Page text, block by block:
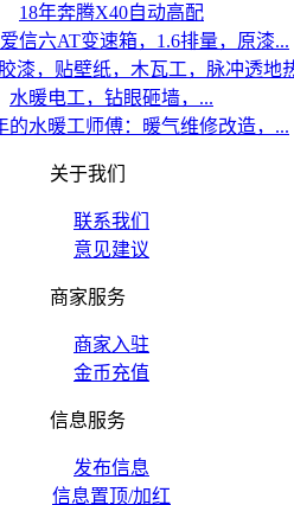
18年奔腾X40自动高配
信六AT变速箱，1.6排量，原漆...
水暖电工，钻眼砸墙，...
的水暖工师傅：暖气维修改造，...
关于我们
联系我们
意见建议
商家服务
商家入驻
金币充值
信息服务
发布信息
信息置顶/加红